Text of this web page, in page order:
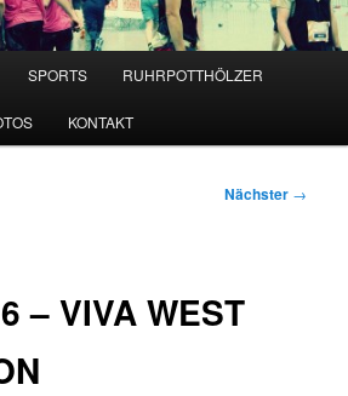
SPORTS RUHRPOTTHÖLZER
KONTAKT
Nächster →
– VIVA WEST